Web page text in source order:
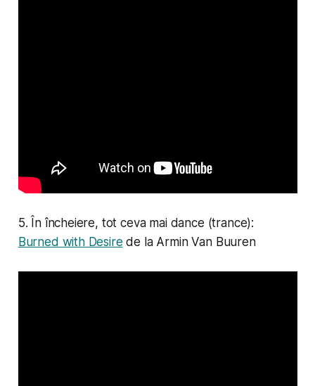
5. În încheiere, tot ceva mai dance (trance):
Burned with Desire de la Armin Van Buuren